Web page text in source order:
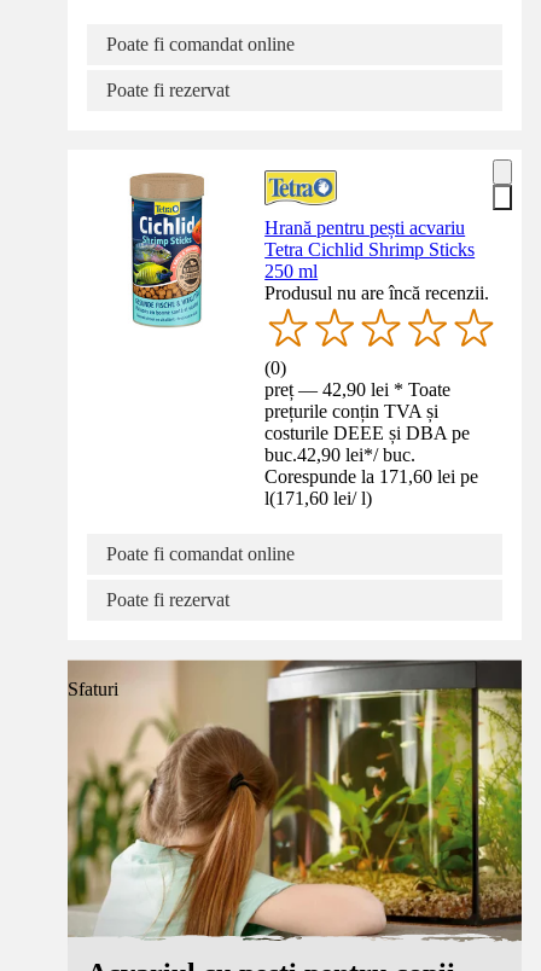
Poate fi comandat online
Poate fi rezervat
Hrană pentru pești acvariu
Tetra Cichlid Shrimp Sticks
250 ml
Produsul nu are încă recenzii.
(0)
preț — 42,90 lei * Toate
prețurile conțin TVA și
costurile DEEE și DBA pe
buc.42,90 lei*/ buc.
Corespunde la 171,60 lei pe
l(171,60 lei/ l)
Poate fi comandat online
Poate fi rezervat
Sfaturi